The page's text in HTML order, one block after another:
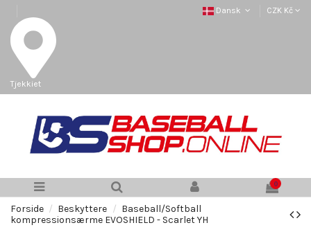
Tjekkiet
Dansk CZK Kč
0
Forside Beskyttere
Baseball/Softball
kompressionsærme EVOSHIELD - Scarlet YH